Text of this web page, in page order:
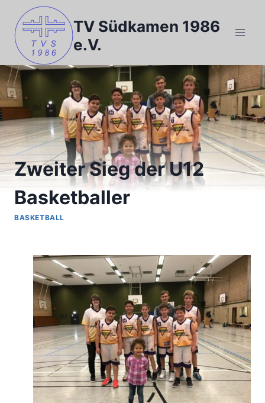
Inhalt
springen
TV Südkamen 1986
e.V.
Zweiter Sieg der U12
Basketballer
BASKETBALL